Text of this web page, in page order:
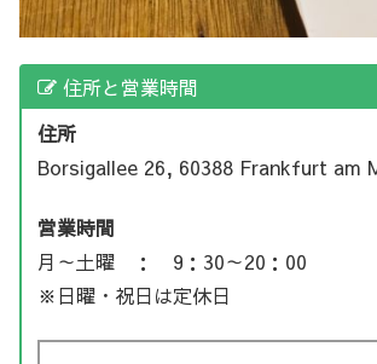
住所と営業時間
住所
Borsigallee 26, 60388 Frankfurt am
営業時間
月～土曜 ： 9：30～20：00
※日曜・祝日は定休日